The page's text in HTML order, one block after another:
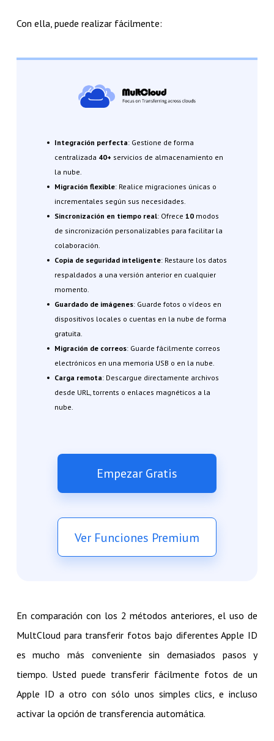
Con ella, puede realizar fácilmente:
Integración perfecta: Gestione de forma
centralizada 40+ servicios de almacenamiento en
la nube.
Migración flexible: Realice migraciones únicas o
incrementales según sus necesidades.
Sincronización en tiempo real: Ofrece 10modos
de sincronización personalizables para facilitar la
colaboración.
Copia de seguridad inteligente: Restaure los datos
respaldados a una versión anterior en cualquier
momento.
Guardado de imágenes: Guarde fotos o vídeos en
dispositivos locales o cuentas en la nube de forma
gratuita.
Migración de correos: Guarde fácilmente correos
electrónicos en una memoria USB o en la nube.
Carga remota: Descargue directamente archivos
desde URL, torrents o enlaces magnéticos a la
nube.
Empezar Gratis
Ver Funciones Premium
En comparación con los 2 métodos anteriores, el uso de
MultCloud para transferir fotos bajo diferentes Apple ID
es mucho más conveniente sin demasiados pasos y
tiempo. Usted puede transferir fácilmente fotos de un
Apple ID a otro con sólo unos simples clics, e incluso
activar la opción de transferencia automática.